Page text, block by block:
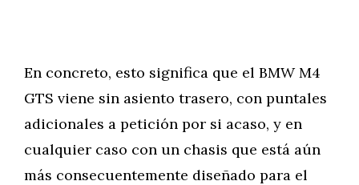
En concreto, esto significa que el BMW M4
GTS viene sin asiento trasero, con puntales
adicionales a petición por si acaso, y en
cualquier caso con un chasis que está aún
más consecuentemente diseñado para el